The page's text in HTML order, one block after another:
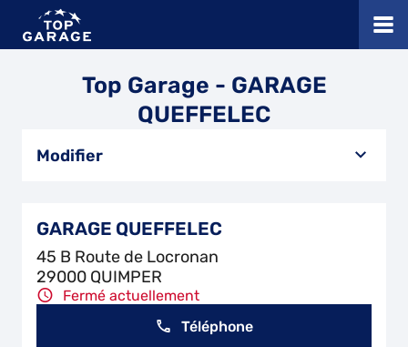
Top Garage - GARAGE
QUEFFELEC
Modifier
GARAGE QUEFFELEC
45 B Route de Locronan
29000 QUIMPER
Fermé actuellement
Téléphone